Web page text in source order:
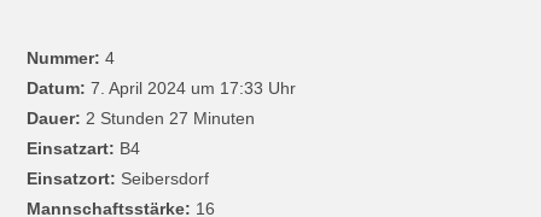
Nummer: 4
Datum: 7. April 2024 um 17:33 Uhr
Dauer: 2 Stunden 27 Minuten
Einsatzart: B4
Einsatzort: Seibersdorf
Mannschaftsstärke: 16